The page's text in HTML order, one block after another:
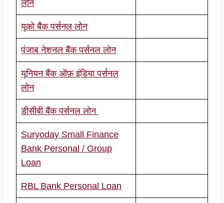
लोन
यूको बैंक पर्सनल लोन
पंजाब नेशनल बैंक पर्सनल लोन
यूनियन बैंक ऑफ़ इंडिया पर्सनल
लोन
डीसीबी बैंक पर्सनल लोन
Suryoday Small Finance
Bank Personal / Group
Loan
RBL Bank Personal Loan